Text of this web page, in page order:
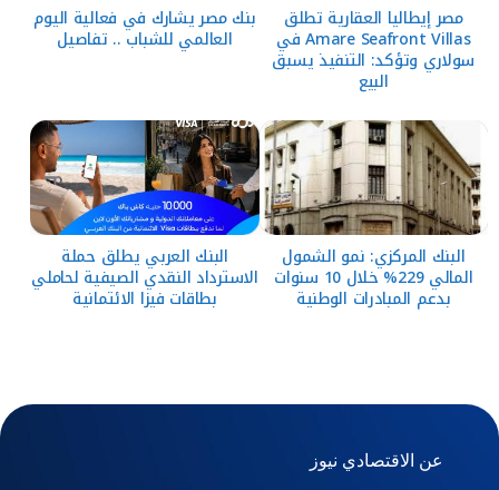
مصر إيطاليا العقارية تطلق
Amare Seafront Villas في
سولاري وتؤكد: التنفيذ يسبق
البيع
بنك مصر يشارك في فعالية اليوم
العالمي للشباب .. تفاصيل
البنك المركزي: نمو الشمول
المالي 229% خلال 10 سنوات
بدعم المبادرات الوطنية
البنك العربي يطلق حملة
الاسترداد النقدي الصيفية لحاملي
بطاقات فيزا الائتمانية
عن الاقتصادي نيوز